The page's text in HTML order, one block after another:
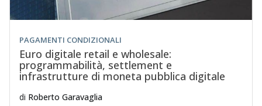
PAGAMENTI CONDIZIONALI
Euro digitale retail e wholesale:
programmabilità, settlement e
infrastrutture di moneta pubblica digitale
di Roberto Garavaglia